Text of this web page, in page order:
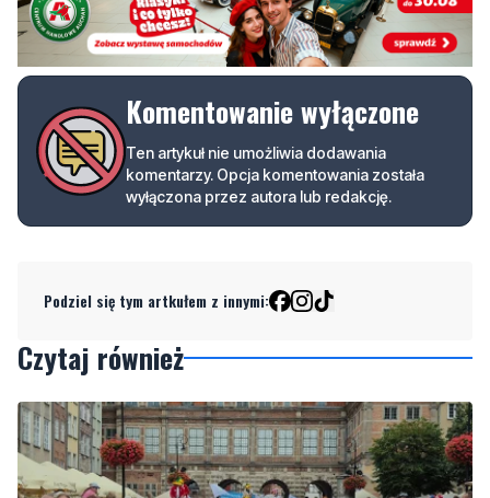
Komentowanie wyłączone
Ten artykuł nie umożliwia dodawania
wyłączona przez autora lub redakcję.
Podziel się tym artkułem z innymi: